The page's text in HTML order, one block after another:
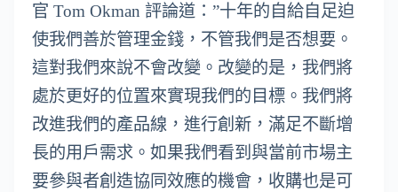
官 Tom Okman 評論道：”十年的自給自足迫
使我們善於管理金錢，不管我們是否想要。
這對我們來說不會改變。改變的是，我們將
處於更好的位置來實現我們的目標。我們將
改進我們的產品線，進行創新，滿足不斷增
長的用戶需求。如果我們看到與當前市場主
要參與者創造協同效應的機會，收購也是可